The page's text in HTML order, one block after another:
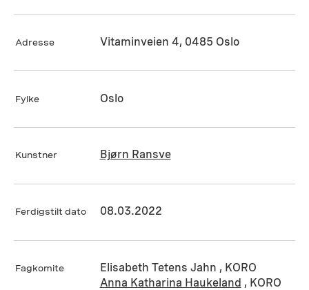
Adresse Vitaminveien 4, 0485 Oslo
Fylke Oslo
Kunstner Bjørn Ransve
Ferdigstilt dato 08.03.2022
Fagkomite
Elisabeth Tetens Jahn , KORO
Anna Katharina Haukeland , KORO